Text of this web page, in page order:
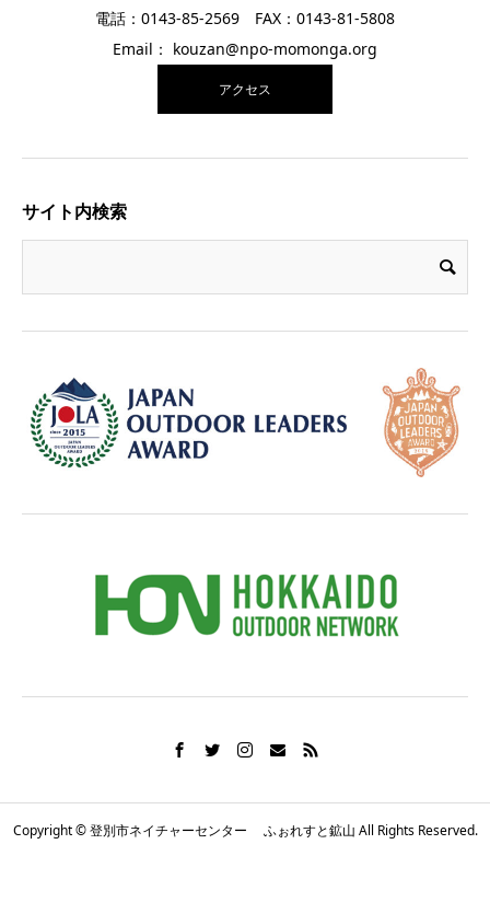
電話：0143-85-2569 FAX：0143-81-5808
Email： kouzan@npo-momonga.org
アクセス
サイト内検索
Copyright © 登別市ネイチャーセンター ふぉれすと鉱山 All Rights Reserved.